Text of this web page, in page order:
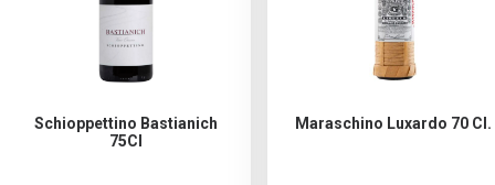
Schioppettino Bastianich
75Cl
Maraschino Luxardo 70 Cl.